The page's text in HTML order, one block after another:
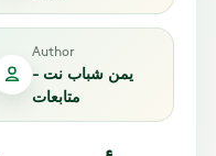
Author
يمن شباب نت -
متابعات